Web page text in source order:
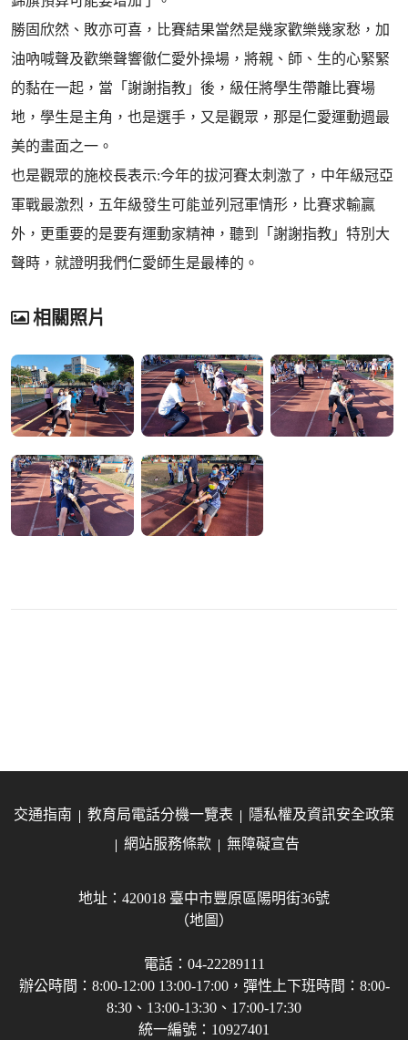
勝固欣然、敗亦可喜，比賽結果當然是幾家歡樂幾家愁，加
油吶喊聲及歡樂聲響徹仁愛外操場，將親、師、生的心緊緊
的黏在一起，當「謝謝指教」後，級任將學生帶離比賽場
地，學生是主角，也是選手，又是觀眾，那是仁愛運動週最
美的畫面之一。
也是觀眾的施校長表示:今年的拔河賽太刺激了，中年級冠亞
軍戰最激烈，五年級發生可能並列冠軍情形，比賽求輸贏
外，更重要的是要有運動家精神，聽到「謝謝指教」特別大
聲時，就證明我們仁愛師生是最棒的。
相關照片
交通指南 教育局電話分機一覽表
隱私權及資訊安全政策
網站服務條款
無障礙宣告
地址：420018 臺中市豐原區陽明街36號
（地圖）
電話：04-22289111
辦公時間：8:00-12:00 13:00-17:00，彈性上下班時間：8:00-
8:30、13:00-13:30、17:00-17:30
統一編號：10927401